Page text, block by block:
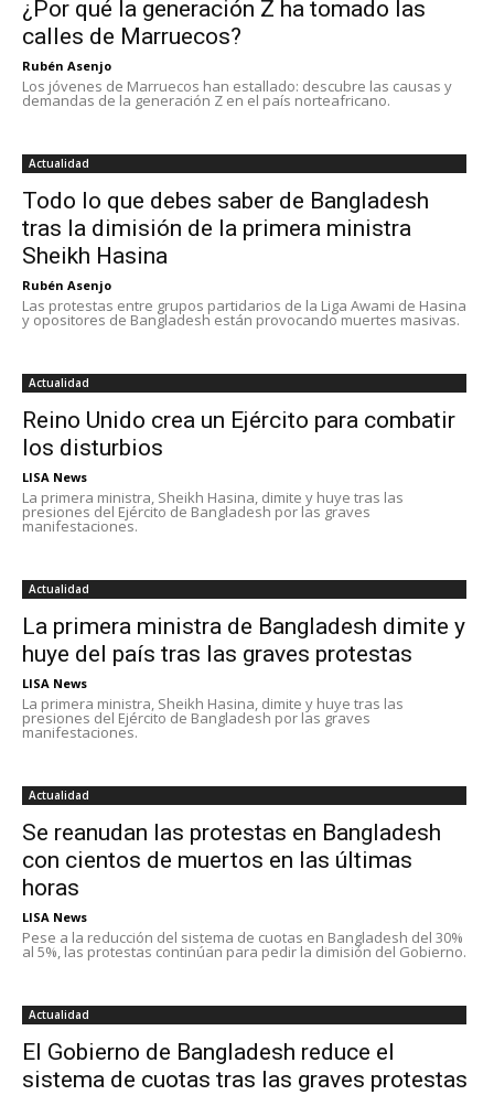
¿Por qué la generación Z ha tomado las
calles de Marruecos?
Rubén Asenjo
Los jóvenes de Marruecos han estallado: descubre las causas y
demandas de la generación Z en el país norteafricano.
Actualidad
Todo lo que debes saber de Bangladesh
tras la dimisión de la primera ministra
Sheikh Hasina
Rubén Asenjo
Las protestas entre grupos partidarios de la Liga Awami de Hasina
y opositores de Bangladesh están provocando muertes masivas.
Actualidad
Reino Unido crea un Ejército para combatir
los disturbios
LISA News
La primera ministra, Sheikh Hasina, dimite y huye tras las
presiones del Ejército de Bangladesh por las graves
manifestaciones.
Actualidad
La primera ministra de Bangladesh dimite y
huye del país tras las graves protestas
LISA News
La primera ministra, Sheikh Hasina, dimite y huye tras las
presiones del Ejército de Bangladesh por las graves
manifestaciones.
Actualidad
Se reanudan las protestas en Bangladesh
con cientos de muertos en las últimas
horas
LISA News
Pese a la reducción del sistema de cuotas en Bangladesh del 30%
al 5%, las protestas continúan para pedir la dimisión del Gobierno.
Actualidad
El Gobierno de Bangladesh reduce el
sistema de cuotas tras las graves protestas